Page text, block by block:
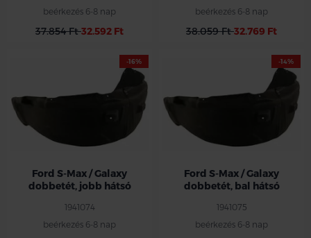
beérkezés 6-8 nap
37.854 Ft32.592 Ft
beérkezés 6-8 nap
38.059 Ft32.769 Ft
Ford jobb hátsó dobbetét
Ford S-max /Galaxy 2015-2018
minden 3 ülés soros típushoz
-16%
Ford S-Max / Galaxy
dobbetét, jobb hátsó
1941074
beérkezés 6-8 nap
Ford bal hátsó dobbetét
Ford S-max /Galaxy 2015-2018
minden 3 ülés soros típushoz
-14%
Ford S-Max / Galaxy
dobbetét, bal hátsó
1941075
beérkezés 6-8 nap